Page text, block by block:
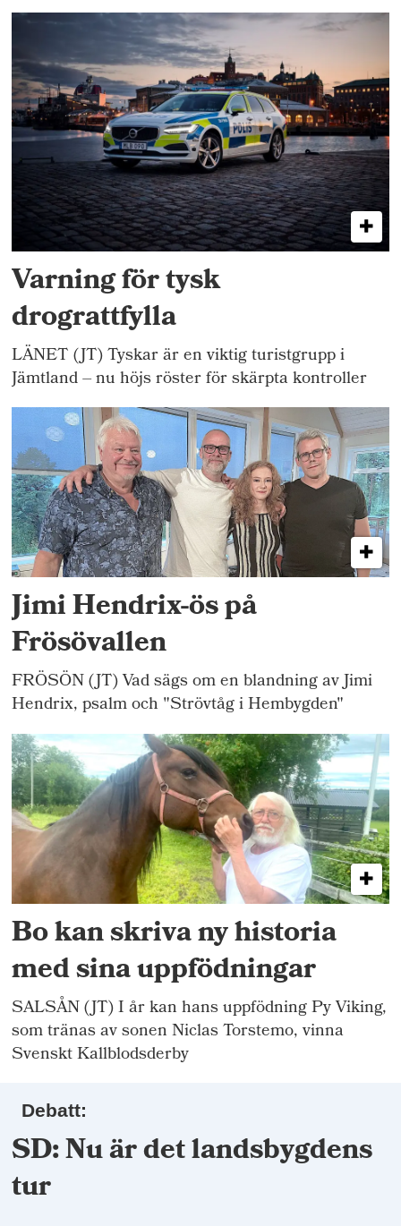
Varning för tysk
drograttfylla
LÄNET (JT) Tyskar är en viktig turistgrupp i
Jämtland – nu höjs röster för skärpta kontroller
Jimi Hendrix-ös på
Frösövallen
FRÖSÖN (JT) Vad sägs om en blandning av Jimi
Hendrix, psalm och "Strövtåg i Hembygden"
Bo kan skriva ny historia
med sina uppfödningar
SALSÅN (JT) I år kan hans uppfödning Py Viking,
som tränas av sonen Niclas Torstemo, vinna
Svenskt Kallblodsderby
Debatt:
SD: Nu är det landsbygdens
tur